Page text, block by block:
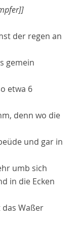
der regen an
gemein
etwa 6
denn wo die
und gar in
umb sich
in die Ecken
Waßer